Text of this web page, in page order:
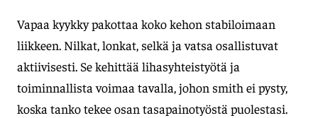
Vapaa kyykky pakottaa koko kehon stabiloimaan
liikkeen. Nilkat, lonkat, selkä ja vatsa osallistuvat
aktiivisesti. Se kehittää lihasyhteistyötä ja
toiminnallista voimaa tavalla, johon smith ei pysty,
koska tanko tekee osan tasapainotyöstä puolestasi.